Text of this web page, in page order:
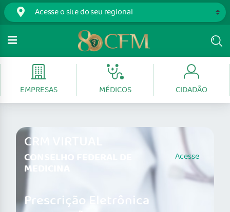
EMPRESAS MÉDICOS CIDADÃO
CRM VIRTUAL
CONSELHO FEDERAL DE
MEDICINA
Acesse
Prescrição Eletrônica